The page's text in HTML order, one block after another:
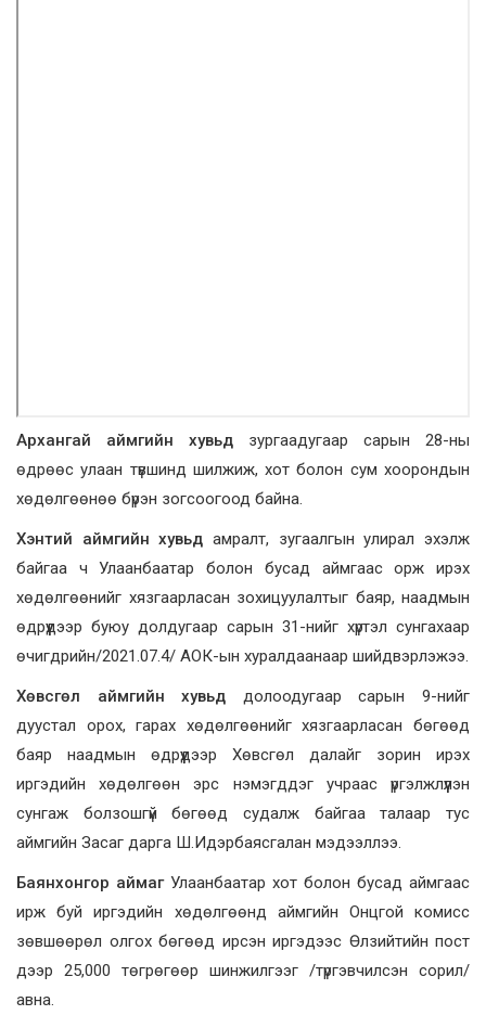
Архангай аймгийн хувьд зургаадугаар сарын 28-ны
өдрөөс улаан түвшинд шилжиж, хот болон сум хоорондын
хөдөлгөөнөө бүрэн зогсоогоод байна.
Хэнтий аймгийн хувьд амралт, зугаалгын улирал эхэлж
байгаа ч Улаанбаатар болон бусад аймгаас орж ирэх
хөдөлгөөнийг хязгаарласан зохицуулалтыг баяр, наадмын
өдрүүдээр буюу долдугаар сарын 31-нийг хүртэл сунгахаар
өчигдрийн/2021.07.4/ АОК-ын хуралдаанаар шийдвэрлэжээ.
Хөвсгөл аймгийн хувьд долоодугаар сарын 9-нийг
дуустал орох, гарах хөдөлгөөнийг хязгаарласан бөгөөд
баяр наадмын өдрүүдээр Хөвсгөл далайг зорин ирэх
иргэдийн хөдөлгөөн эрс нэмэгддэг учраас үргэлжлүүлэн
сунгаж болзошгүй бөгөөд судалж байгаа талаар тус
аймгийн Засаг дарга Ш.Идэрбаясгалан мэдээллээ.
Баянхонгор аймаг Улаанбаатар хот болон бусад аймгаас
ирж буй иргэдийн хөдөлгөөнд аймгийн Онцгой комисс
зөвшөөрөл олгох бөгөөд ирсэн иргэдээс Өлзийтийн пост
дээр 25,000 төгрөгөөр шинжилгээг /түргэвчилсэн сорил/
авна.